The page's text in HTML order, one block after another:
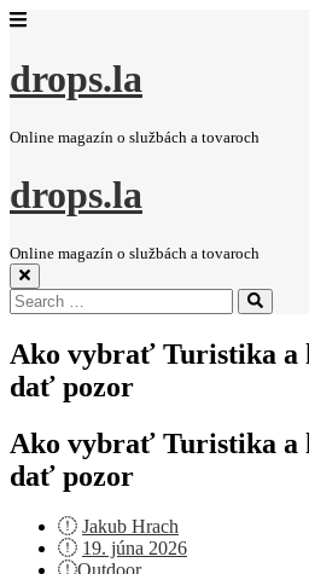
drops.la
Online magazín o službách a tovaroch
drops.la
Online magazín o službách a tovaroch
Search
for:
Search
Ako vybrať Turistika a
dať pozor
Ako vybrať Turistika a
dať pozor
Jakub Hrach
Posted
on
19. júna 2026